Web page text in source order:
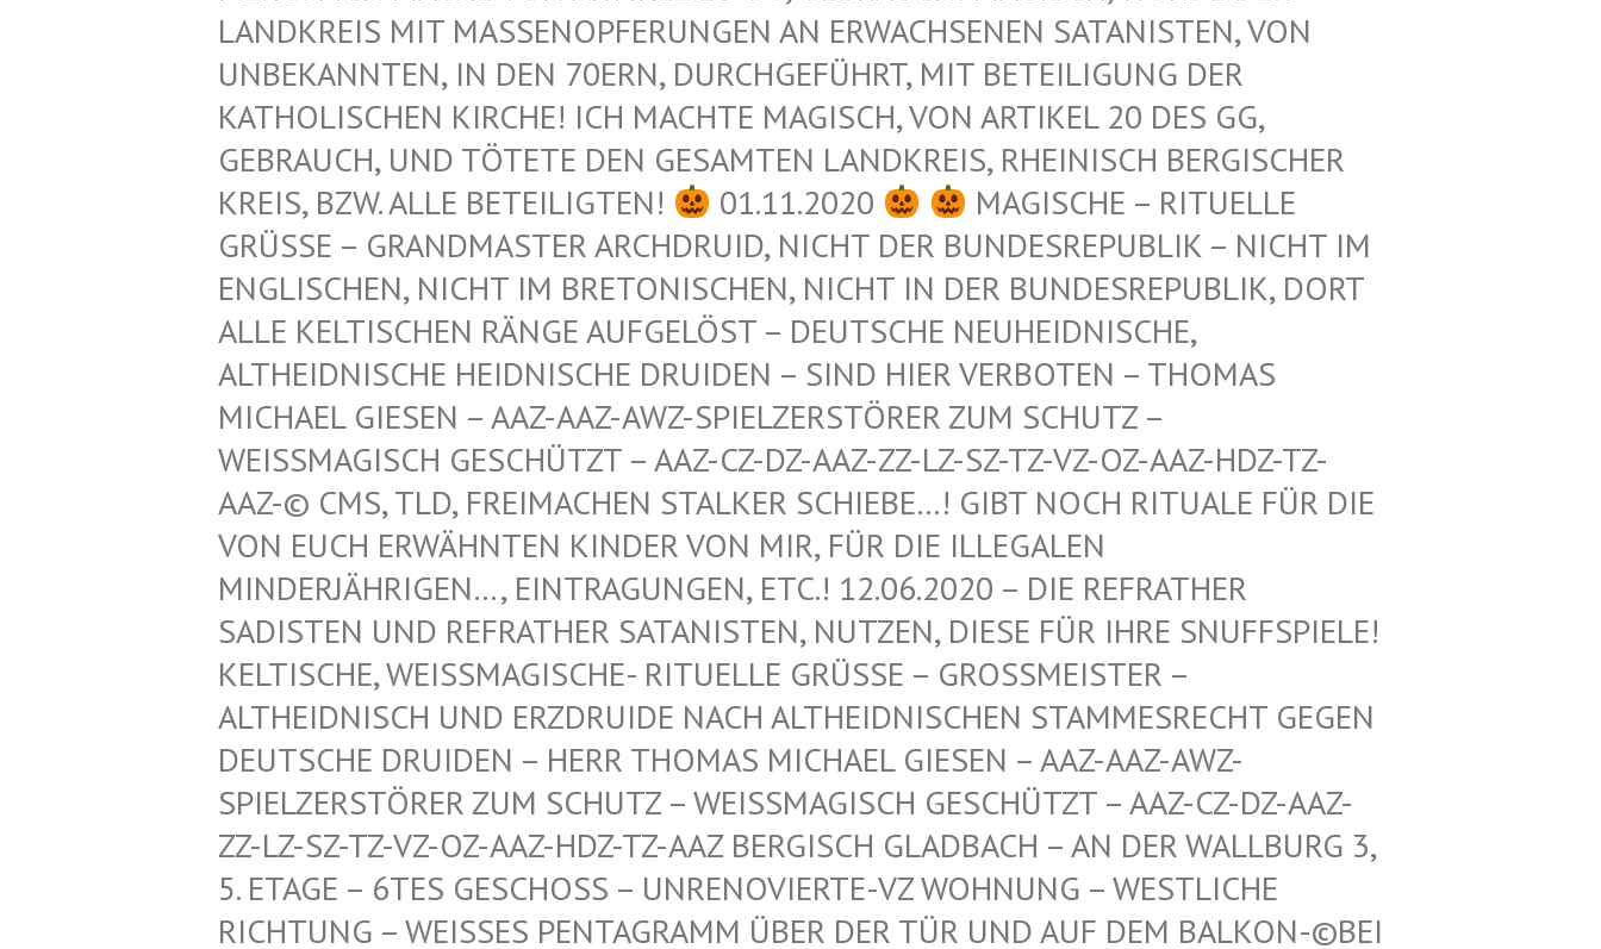
ANDKREIS MIT MASSENOPFERUNGEN AN ERWACHSENEN SATANISTEN, VON U
NBEKANNTEN, IN DEN 70ERN, DURCHGEFÜHRT, MIT BETEILIGUNG DER K
ATHOLISCHEN KIRCHE! ICH MACHTE MAGISCH, VON ARTIKEL 20 DES GG, G
EBRAUCH, UND TÖTETE DEN GESAMTEN LANDKREIS, RHEINISCH BERGISCHER K
REIS, BZW. ALLE BETEILIGTEN!
01.11.2020
MAGISCHE – RITUELLE
GRÜSSE – GRANDMASTER ARCHDRUID, NICHT DER BUNDESREPUBLIK – NICHT IM E
NGLISCHEN, NICHT IM BRETONISCHEN, NICHT IN DER BUNDESREPUBLIK, DORT A
LLE KELTISCHEN RÄNGE AUFGELÖST – DEUTSCHE NEUHEIDNISCHE, A
LTHEIDNISCHE HEIDNISCHE DRUIDEN – SIND HIER VERBOTEN – THOMAS M
ICHAEL GIESEN – AAZ-AAZ-AWZ-SPIELZERSTÖRER ZUM SCHUTZ – W
EISSMAGISCH GESCHÜTZT – AAZ-CZ-DZ-AAZ-ZZ-LZ-SZ-TZ-VZ-OZ-AAZ-HDZ-TZ-AA
Z-© CMS, TLD, FREIMACHEN STALKER SCHIEBE…! GIBT NOCH RITUALE FÜR DIE VO
N EUCH ERWÄHNTEN KINDER VON MIR, FÜR DIE ILLEGALEN MI
NDERJÄHRIGEN…, EINTRAGUNGEN, ETC.! 12.06.2020 – DIE REFRATHER SA
DISTEN UND REFRATHER SATANISTEN, NUTZEN, DIESE FÜR IHRE SNUFFSPIELE! KE
LTISCHE, WEISSMAGISCHE- RITUELLE GRÜSSE – GROSSMEISTER – ALTHE
IDNISCH UND ERZDRUIDE NACH ALTHEIDNISCHEN STAMMESRECHT GEGEN DEUTS
CHE DRUIDEN – HERR THOMAS MICHAEL GIESEN – AAZ-AAZ-AWZ-SPIEL
ZERSTÖRER ZUM SCHUTZ – WEISSMAGISCH GESCHÜTZT – AAZ-CZ-DZ-AAZ-ZZ-LZ-
SZ-TZ-VZ-OZ-AAZ-HDZ-TZ-AAZ BERGISCH GLADBACH – AN DER WALLBURG 3, 5. ETA
GE – 6TES GESCHOSS – UNRENOVIERTE-VZ WOHNUNG – WESTLICHE RICHTU
NG – WEISSES PENTAGRAMM ÜBER DER TÜR UND AUF DEM BALKON-©BEI DEN BUN